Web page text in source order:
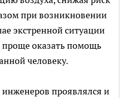
при возникновении
экстренной ситуации
проще оказать помощь
человеку.
проявлялся и